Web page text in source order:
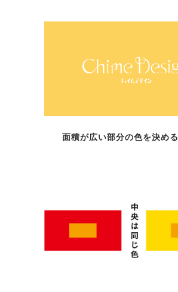
面積が広い部分の色を決める